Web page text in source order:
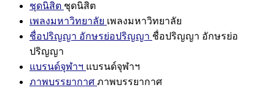
ชุดนิสิต ชุดนิสิต
เพลงมหาวิทยาลัย เพลงมหาวิทยาลัย
ชื่อปริญญา อักษรย่อปริญญา ชื่อปริญญา อักษรย่อ
ปริญญา
แบรนด์จุฬาฯ แบรนด์จุฬาฯ
ภาพบรรยากาศ ภาพบรรยากาศ